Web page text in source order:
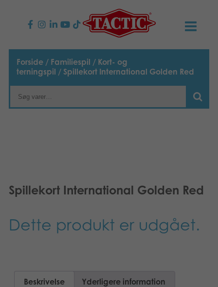
PRODUKTER
Børnespil
Bøger
Arkiverede produkter
NYHEDER
TACTIC
Suomi
Forside / Familiespil / Kort- og
terningspil / Spillekort International Golden Red
Spillekort International Golden Red
Dette produkt er udgået.
Beskrivelse Yderligere information